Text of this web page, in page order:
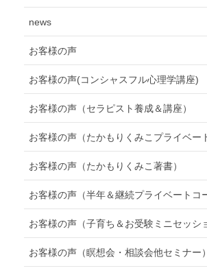
news
お客様の声
お客様の声(コンシャスフル心理学講座)
お客様の声（セラピスト養成＆講座）
お客様の声（たかもりくみこプライベー
お客様の声（たかもりくみこ著書）
お客様の声（半年＆継続プライベートコ
お客様の声（子育ち＆お受験ミニセッシ
お客様の声（瞑想会・相談会他セミナー）